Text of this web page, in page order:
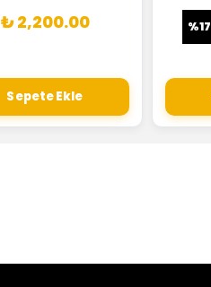
₺ 2,200.00
Sepete Ekle
%17